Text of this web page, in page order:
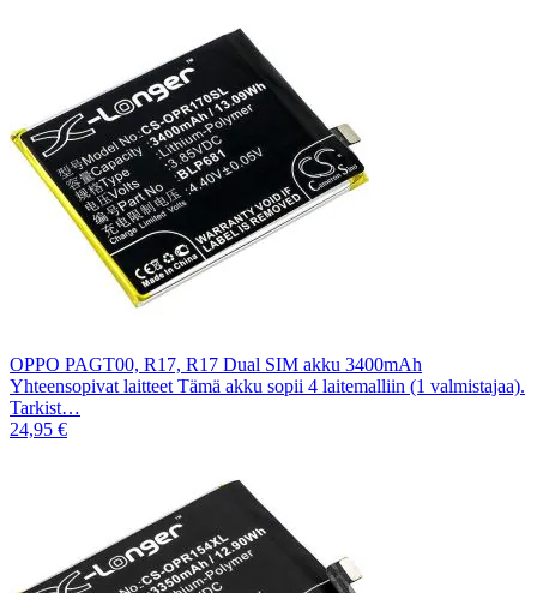
OPPO PAGT00, R17, R17 Dual SIM akku 3400mAh
Yhteensopivat laitteet Tämä akku sopii 4 laitemalliin (1 valmistajaa).
Tarkist…
24,95 €